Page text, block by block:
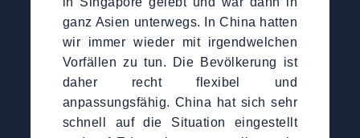
ganz Asien unterwegs. In China hatten
wir immer wieder mit irgendwelchen
Vorfällen zu tun. Die Bevölkerung ist
daher recht flexibel und
anpassungsfähig. China hat sich sehr
schnell auf die Situation eingestellt